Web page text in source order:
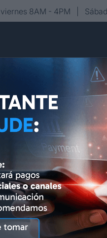
viernes 8AM - 4PM |
Conócenos Editorial